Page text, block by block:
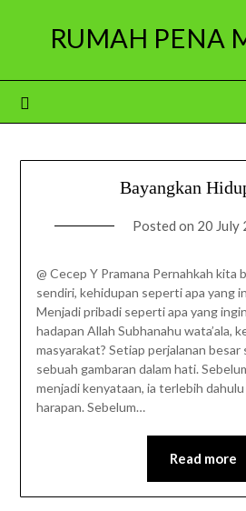
RUMAH PENA
Bayangkan
Posted on 20 July
@ Cecep Y Pramana Pernahkah kita
sendiri, kehidupan seperti apa yang
Menjadi pribadi seperti apa yang
hadapan Allah Subhanahu wata’ala,
masyarakat? Setiap perjalanan besar
sebuah gambaran dalam hati.
menjadi kenyataan, ia terlebih
harapan. Sebelum…
Read more